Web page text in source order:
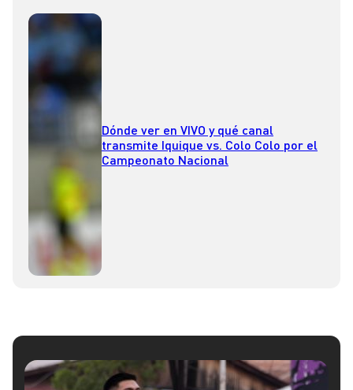
Dónde ver en VIVO y qué canal
transmite Iquique vs. Colo Colo por el
Campeonato Nacional